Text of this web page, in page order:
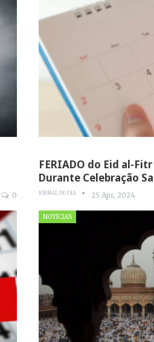
0
FERIADO do Eid al-
Durante Celebração
JORNAL DO DIA 25 Apr, 2024
NOTÍCIAS